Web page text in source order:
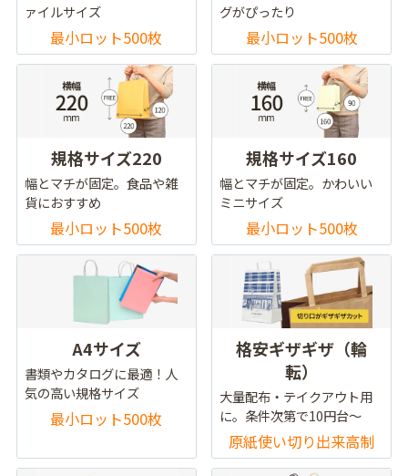
ァイルサイズ
最小ロット500枚
グがぴったり
最小ロット500枚
規格サイズ220
幅とマチが固定。食品や雑
貨におすすめ
最小ロット500枚
規格サイズ160
幅とマチが固定。かわいい
ミニサイズ
最小ロット500枚
A4サイズ
書類やカタログに最適！人
気の高い規格サイズ
最小ロット500枚
格安ギザギザ（輪
転）
大量配布・テイクアウト用
に。条件次第で10円台～
原紙使い切り出来高制